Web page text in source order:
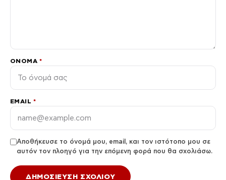
ΌΝΟΜΑ *
EMAIL *
Αποθήκευσε το όνομά μου, email, και τον ιστότοπο μου σε
αυτόν τον πλοηγό για την επόμενη φορά που θα σχολιάσω.